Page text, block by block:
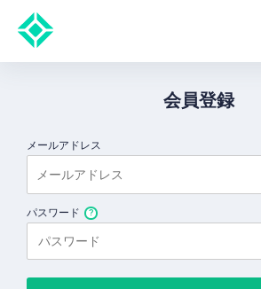
会員登録
メールアドレス
パスワード